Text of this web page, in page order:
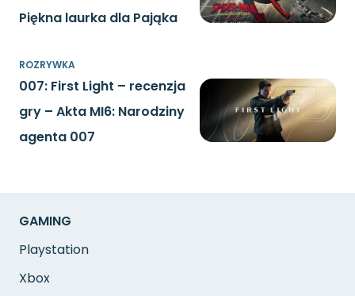
Piękna laurka dla Pająka
ROZRYWKA
007: First Light – recenzja
gry – Akta MI6: Narodziny
agenta 007
GAMING
Playstation
Xbox